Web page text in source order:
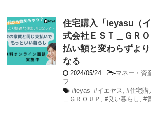
住宅購入「ieyasu（
式会社ＥＳＴ＿ＧＲ
払い額と変わらずよ
なる
2024/05/24 -マネー・資
フ
#ieyas, #イエヤス , #住宅購
＿ＧＲＯＵＰ , #良い暮らし , #